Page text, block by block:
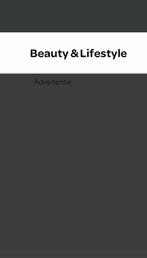
Beauty & Lifestyle